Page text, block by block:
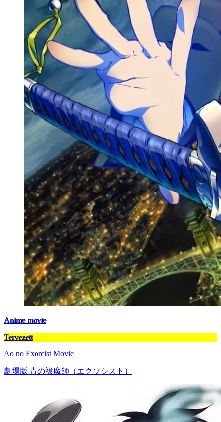
Anime movie
Tervezett
Ao no Exorcist Movie
劇場版 青の祓魔師（エクソシスト）